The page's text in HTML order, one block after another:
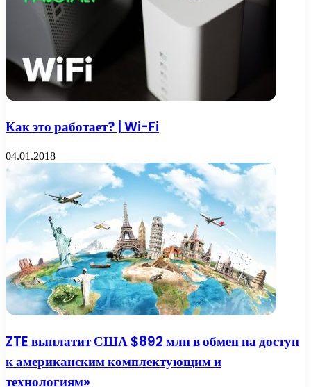
Как это работает? | Wi-Fi
04.01.2018
ZTE выплатит США $892 млн в обмен на доступ
к американским комплектующим и
технологиям»